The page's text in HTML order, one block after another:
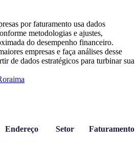
por faturamento usa dados
metodologias e ajustes,
do desempenho financeiro.
empresas e faça análises desse
de dados estratégicos para turbinar sua
Endereço Setor Faturamento